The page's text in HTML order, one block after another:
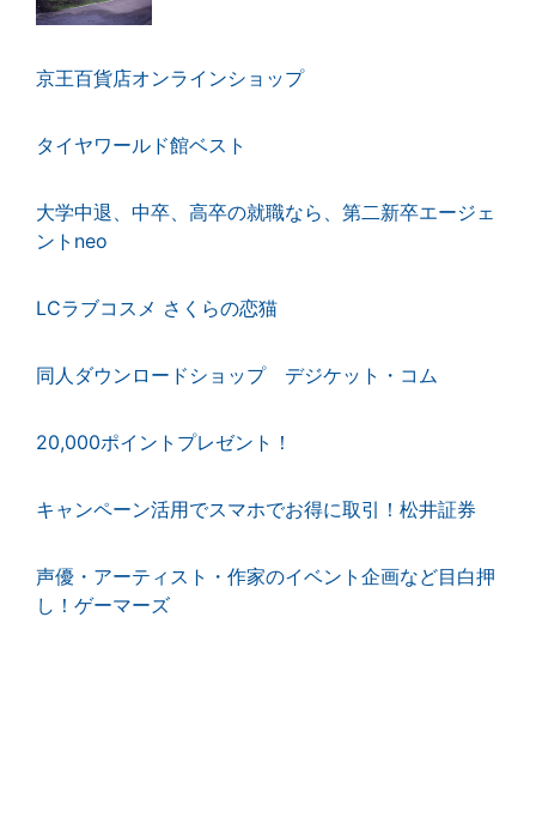
京王百貨店オンラインショップ
タイヤワールド館ベスト
大学中退、中卒、高卒の就職なら、第二新卒エージェ
ントneo
LCラブコスメ さくらの恋猫
同人ダウンロードショップ デジケット・コム
20,000ポイントプレゼント！
キャンペーン活用でスマホでお得に取引！松井証券
声優・アーティスト・作家のイベント企画など目白押
し！ゲーマーズ